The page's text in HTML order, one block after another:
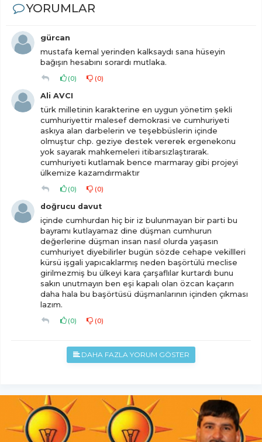
YORUMLAR
gürcan
mustafa kemal yerinden kalksaydı sana hüseyin
bağışın hesabını sorardı mutlaka.
(0) (0)
Ali AVCI
türk milletinin karakterine en uygun yönetim şekli
cumhuriyettir malesef demokrasi ve cumhuriyeti
askıya alan darbelerin ve teşebbüslerin içinde
olmuştur chp. geziye destek vererek ergenekonu
yok sayarak mahkemeleri itibarsızlaştırarak.
cumhuriyeti kutlamak bence marmaray gibi projeyi
ülkemize kazamdırmaktır
(0) (0)
doğrucu davut
içinde cumhurdan hiç bir iz bulunmayan bir parti bu
bayramı kutlayamaz dine düşman cumhurun
değerlerine düşman insan nasıl olurda yaşasın
cumhuriyet diyebilirler bugün sözde cehape vekillleri
kürsü işgali yapıcaklarmış neden başörtülü meclise
girilmezmiş bu ülkeyi kara çarşaflılar kurtardı bunu
sakın unutmayın ben eşi kapalı olan özcan kaçarın
daha hala bu başörtüsü düşmanlarının içinden çıkması
lazım.
(0) (0)
DAHA FAZLA YORUM GÖSTER